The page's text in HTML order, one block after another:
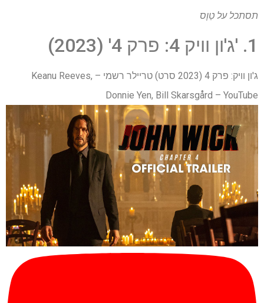
תסתכל על טַוָס
1. 'ג'ון וויק 4: פרק 4' (2023)
ג'ון וויק: פרק 4 (2023 סרט) טריילר רשמי – Keanu Reeves,
Donnie Yen, Bill Skarsgård – YouTube